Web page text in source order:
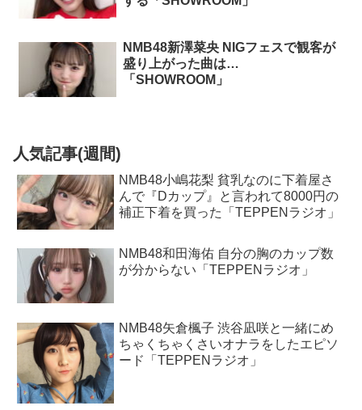
NMB48新澤菜央 NIGフェスで観客が
盛り上がった曲は…
「SHOWROOM」
人気記事(週間)
NMB48小嶋花梨 貧乳なのに下着屋さ
んで『Dカップ』と言われて8000円の
補正下着を買った「TEPPENラジオ」
NMB48和田海佑 自分の胸のカップ数
が分からない「TEPPENラジオ」
NMB48矢倉楓子 渋谷凪咲と一緒にめ
ちゃくちゃくさいオナラをしたエピソ
ード「TEPPENラジオ」